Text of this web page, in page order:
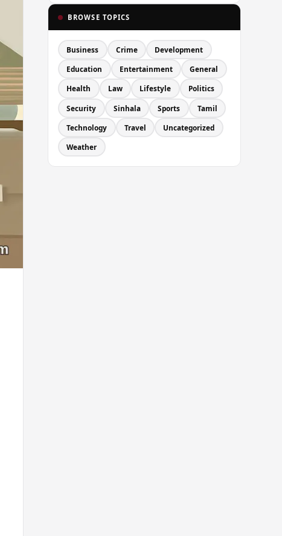
BROWSE TOPICS
Business Crime Development
Education Entertainment General
Health Law Lifestyle Politics
Security Sinhala Sports Tamil
Technology Travel Uncategorized
Weather